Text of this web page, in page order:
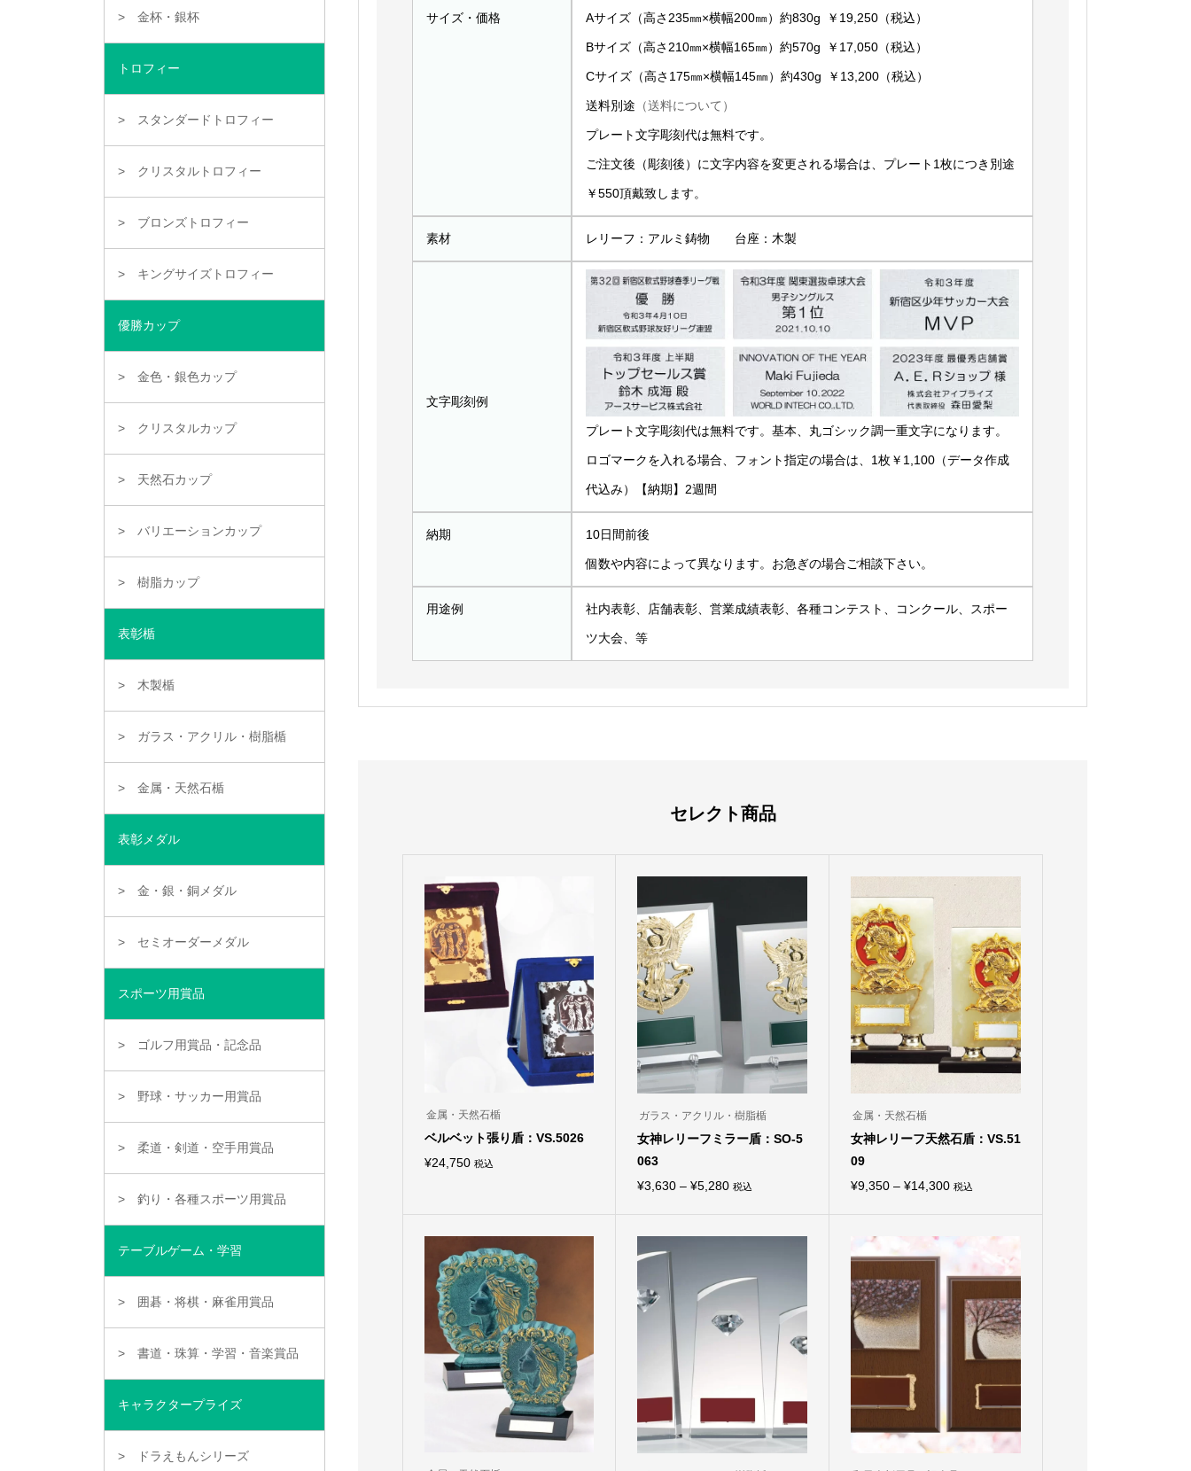
サイズ・価格 Aサイズ（高さ235㎜×横幅200㎜）約830g ￥19,250（税込）
Bサイズ（高さ210㎜×横幅165㎜）約570g ￥17,050（税込）
Cサイズ（高さ175㎜×横幅145㎜）約430g ￥13,200（税込）
送料別途 （送料について）
プレート文字彫刻代は無料です。
ご注文後（彫刻後）に文字内容を変更される場合は、プレート1枚につき別途
￥550頂戴致します。
素材 レリーフ：アルミ鋳物 台座：木製
文字彫刻例
プレート文字彫刻代は無料です。基本、丸ゴシック調一重文字になります。
ロゴマークを入れる場合、フォント指定の場合は、1枚￥1,100（データ作成
代込み）【納期】2週間
納期 10日間前後
個数や内容によって異なります。お急ぎの場合ご相談下さい。
用途例 社内表彰、店舗表彰、営業成績表彰、各種コンテスト、コンクール、スポー
ツ大会、等
セレクト商品
金属・天然石楯
ベルベット張り盾：VS.5026
¥24,750 税込
品
の
バ
ガラス・アクリル・樹脂楯
女神レリーフミラー盾：SO-5
063
¥3,630 – ¥5,280価
¥5,280
税込
の
品
に
複
数
の
ョ
が
あ
り
金属・天然石楯
女神レリーフ天然石盾：VS.51
09
¥9,350 – ¥14,300価
–
¥14,300
税込
の
に
複
数
の
バ
リ
エ
シ
ン
が
ま
金杯・銀杯
トロフィー
スタンダードトロフィー
クリスタルトロフィー
ブロンズトロフィー
キングサイズトロフィー
優勝カップ
金色・銀色カップ
クリスタルカップ
天然石カップ
バリエーションカップ
樹脂カップ
表彰楯
木製楯
ガラス・アクリル・樹脂楯
金属・天然石楯
表彰メダル
金・銀・銅メダル
セミオーダーメダル
スポーツ用賞品
ゴルフ用賞品・記念品
野球・サッカー用賞品
柔道・剣道・空手用賞品
釣り・各種スポーツ用賞品
テーブルゲーム・学習
囲碁・将棋・麻雀用賞品
書道・珠算・学習・音楽賞品
キャラクタープライズ
ドラえもんシリーズ